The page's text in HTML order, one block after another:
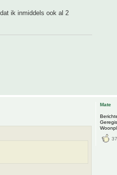
ik inmiddels ook al 2
Mate